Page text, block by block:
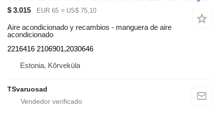
$ 3.015 EUR 65 ≈ US$ 75,10
Aire acondicionado y recambios - manguera de aire
acondicionado
2216416 2106901,2030646
Estonia, Kõrveküla
TSvaruosad